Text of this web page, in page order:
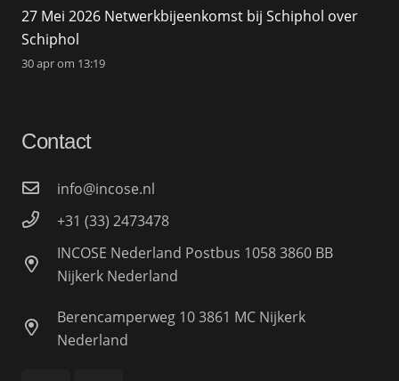
27 Mei 2026 Netwerkbijeenkomst bij Schiphol over
Schiphol
30 apr om 13:19
Contact
info@incose.nl
+31 (33) 2473478
INCOSE Nederland Postbus 1058 3860 BB
Nijkerk Nederland
Berencamperweg 10 3861 MC Nijkerk
Nederland